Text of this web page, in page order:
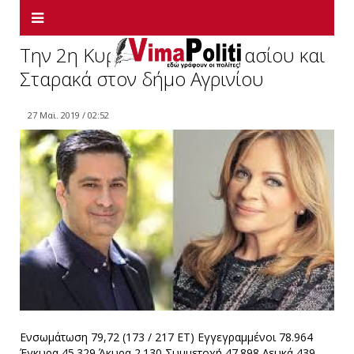
Την 2η Κυριακή Παπαναστασίου και
Σταρακά στον δήμο Αγρινίου
27 Μαϊ. 2019 / 02:52
Ενσωμάτωση 79,72 (173 / 217 ΕΤ) Εγγεγραμμένοι 78.964